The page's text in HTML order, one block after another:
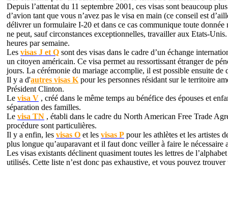
Depuis l’attentat du 11 septembre 2001, ces visas sont beaucoup
d’avion tant que vous n’avez pas le visa en main (ce conseil est
délivrer un formulaire I-20 et dans ce cas communique toute
ne peut, sauf circonstances exceptionnelles, travailler aux Etats-
heures par semaine.
Les visas J et Q sont des visas dans le cadre d’un échange
un citoyen américain. Ce visa permet au ressortissant étranger de
jours. La cérémonie du mariage accomplie, il est possible ensuite de
Il y a d'autres visas K pour les personnes résidant sur le territoire
Président Clinton.
Le visa V , créé dans le même temps au bénéfice des épouses et
séparation des familles.
Le visa TN , établi dans le cadre du North American Free Trade
procédure sont particulières.
Il y a enfin, les visas O et les visas P pour les athlètes et les artistes
plus longue qu’auparavant et il faut donc veiller à faire le nécessaire
Les visas existants déclinent quasiment toutes les lettres de
utilisés. Cette liste n’est donc pas exhaustive, et vous pouvez